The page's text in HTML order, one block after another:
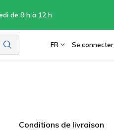
FR Se connecter
de 9 h à 12 h
Conditions de livraison